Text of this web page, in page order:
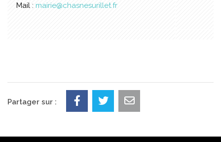
Mail : mairie@chasnesurillet.fr
Partager sur :